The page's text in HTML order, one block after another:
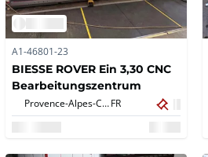
A1-46801-23
BIESSE ROVER Ein 3,30 CNC
Bearbeitungszentrum
Provence-Alpes-Côte d'Azur,FR